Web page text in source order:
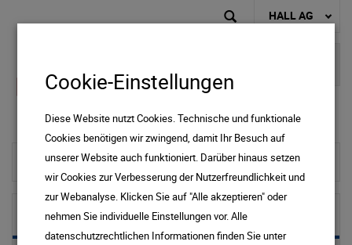
HALL AG
zur Startseite
Wasser
Cookie-Einstellungen
Diese Website nutzt Cookies. Technische und funktionale
Cookies benötigen wir zwingend, damit Ihr Besuch auf
unserer Website auch funktioniert. Darüber hinaus setzen
wir Cookies zur Verbesserung der Nutzerfreundlichkeit und
zur Webanalyse. Klicken Sie auf "Alle akzeptieren" oder
nehmen Sie individuelle Einstellungen vor. Alle
datenschutzrechtlichen Informationen finden Sie unter